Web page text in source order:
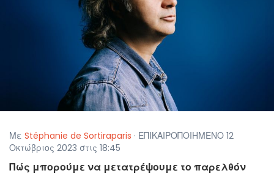
Με Stéphanie de Sortiraparis · ΕΠΙΚΑΙΡΟΠΟΙΗΜΕΝΟ 12
Οκτώβριος 2023 στις 18:45
Πώς μπορούμε να μετατρέψουμε το παρελθόν